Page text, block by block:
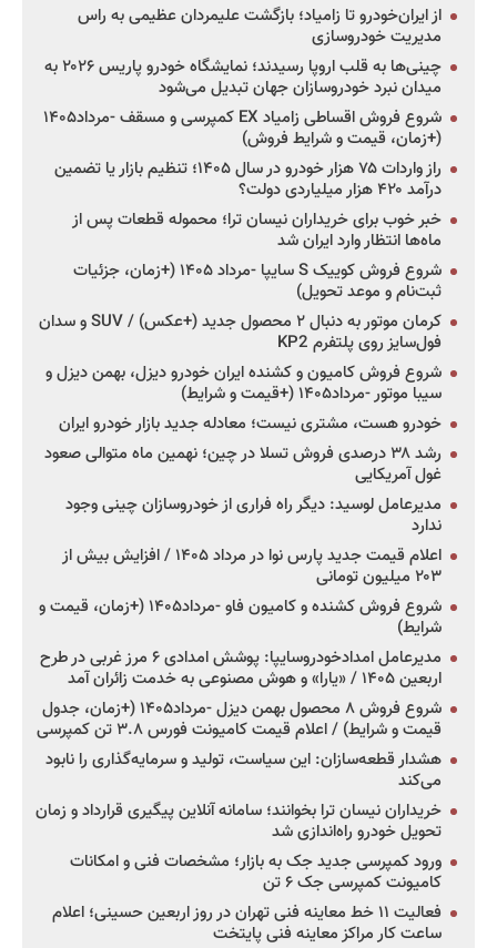
از ایران‌خودرو تا زامیاد؛ بازگشت علیمردان عظیمی به راس
مدیریت خودروسازی
چینی‌ها به قلب اروپا رسیدند؛ نمایشگاه خودرو پاریس ۲۰۲۶ به
میدان نبرد خودروسازان جهان تبدیل می‌شود
شروع فروش اقساطی زامیاد EX کمپرسی و مسقف -مرداد۱۴۰۵
(+زمان، قیمت و شرایط فروش)
راز واردات ۷۵ هزار خودرو در سال ۱۴۰۵؛ تنظیم بازار یا تضمین
درآمد ۴۲۰ هزار میلیاردی دولت؟
خبر خوب برای خریداران نیسان ترا؛ محموله قطعات پس از
ماه‌ها انتظار وارد ایران شد
شروع فروش کوییک S سایپا -مرداد ۱۴۰۵ (+زمان، جزئیات
ثبت‌نام و موعد تحویل)
کرمان موتور به دنبال ۲ محصول جدید (+عکس) / SUV و سدان
فول‌سایز روی پلتفرم KP2
شروع فروش کامیون و کشنده ایران خودرو دیزل، بهمن دیزل و
سیبا موتور -مرداد۱۴۰۵ (+قیمت و شرایط)
خودرو هست، مشتری نیست؛ معادله جدید بازار خودرو ایران
رشد ۳۸ درصدی فروش تسلا در چین؛ نهمین ماه متوالی صعود
غول آمریکایی
مدیرعامل لوسید: دیگر راه فراری از خودروسازان چینی وجود
ندارد
اعلام قیمت جدید پارس نوا در مرداد ۱۴۰۵ / افزایش بیش از
۲۰۳ میلیون تومانی
شروع فروش کشنده و کامیون فاو -مرداد۱۴۰۵ (+زمان، قیمت و
شرایط)
مدیرعامل امدادخودروسایپا: پوشش امدادی ۶ مرز غربی در طرح
اربعین ۱۴۰۵ / «یارا» و هوش مصنوعی به خدمت زائران آمد
شروع فروش ۸ محصول بهمن دیزل -مرداد۱۴۰۵ (+زمان، جدول
قیمت و شرایط) / اعلام قیمت کامیونت فورس ۳.۸ تن کمپرسی
هشدار قطعه‌سازان: این سیاست، تولید و سرمایه‌گذاری را نابود
می‌کند
خریداران نیسان ترا بخوانند؛ سامانه آنلاین پیگیری قرارداد و زمان
تحویل خودرو راه‌اندازی شد
ورود کمپرسی جدید جک به بازار؛ مشخصات فنی و امکانات
کامیونت کمپرسی جک ۶ تن
فعالیت ۱۱ خط معاینه فنی تهران در روز اربعین حسینی؛ اعلام
ساعت کار مراکز معاینه فنی پایتخت